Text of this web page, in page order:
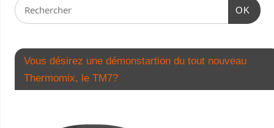
OK
Vous désirez une démonstartion du tout nouveau
Thermomix, le TM7?